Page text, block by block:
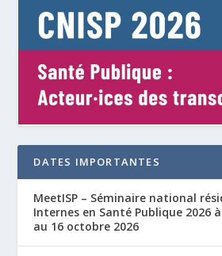
DATES IMPORTANTES
MeetISP – Séminaire national
Internes en Santé Publique 2026
au 16 octobre 2026